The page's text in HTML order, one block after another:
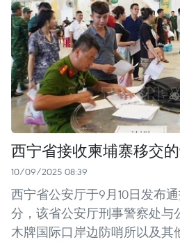
西宁省接收柬埔寨移交
10/09/2025 08:39
西宁省公安厅于9月10日发布
分，该省公安厅刑事警察处与
木牌国际口岸边防哨所以及其